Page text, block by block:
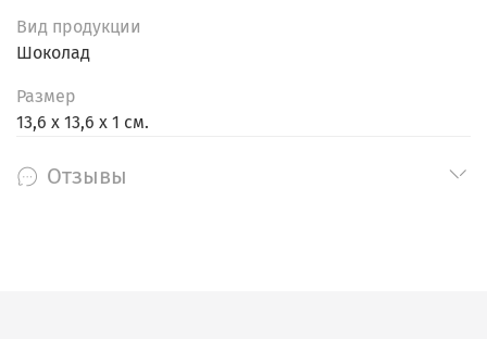
Вид продукции
Шоколад
Размер
13,6 х 13,6 х 1 см.
Отзывы